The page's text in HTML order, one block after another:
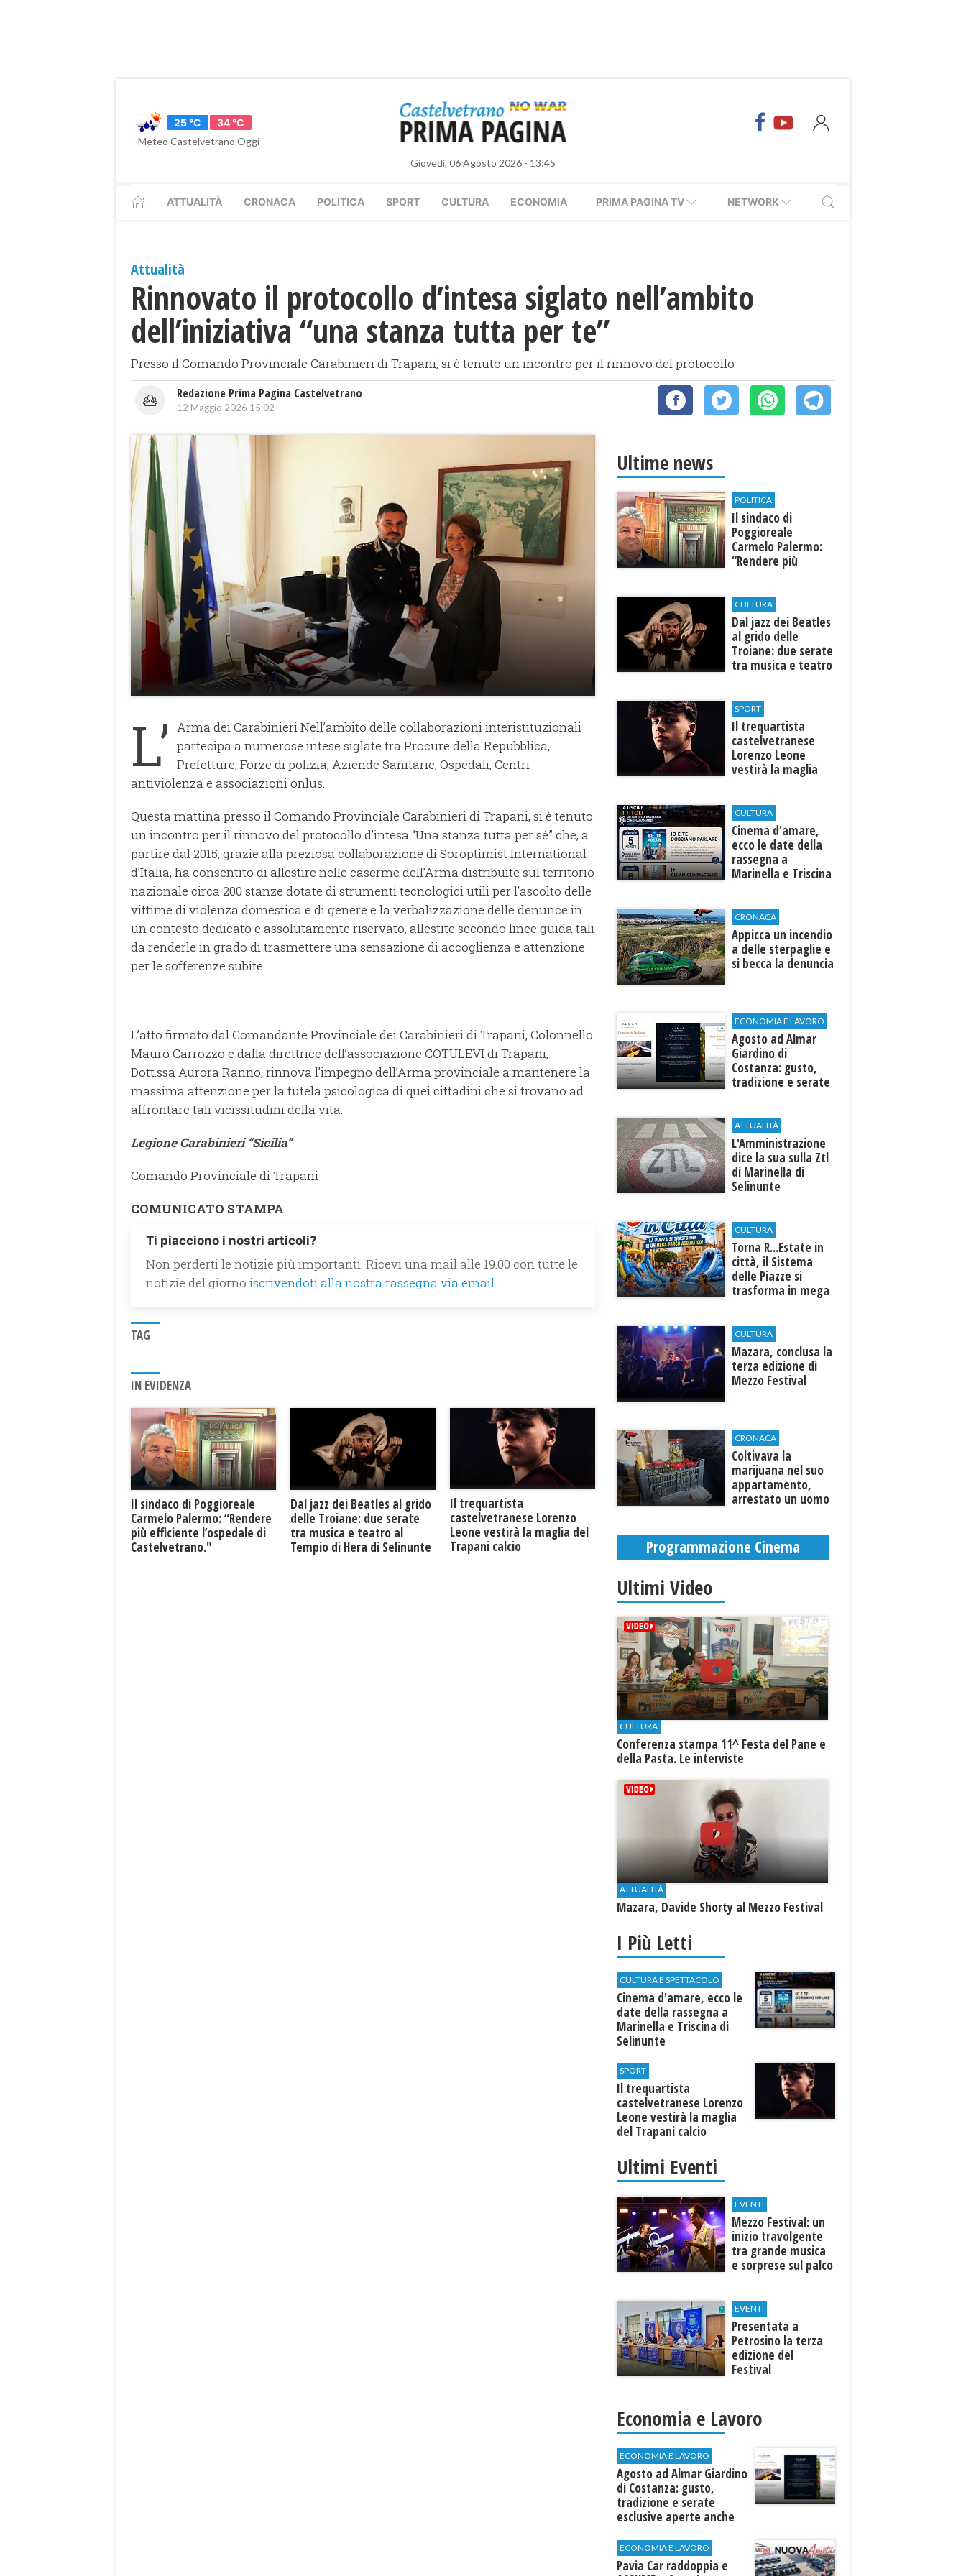
25 °C
34 °C
Meteo Castelvetrano Oggi
Giovedì, 06 Agosto 2026 - 13:45
ATTUALITÀ CRONACA POLITICA SPORT CULTURA ECONOMIA PRIMA PAGINA TV NETWORK
Attualità
Rinnovato il protocollo d’intesa siglato nell’ambito
dell’iniziativa “una stanza tutta per te”
Presso il Comando Provinciale Carabinieri di Trapani, si è tenuto un incontro per il rinnovo del protocollo
Redazione Prima Pagina Castelvetrano
12 Maggio 2026 15:02
L’ Arma dei Carabinieri Nell’ambito delle collaborazioni interistituzionali
partecipa a numerose intese siglate tra Procure della Repubblica,
Prefetture, Forze di polizia, Aziende Sanitarie, Ospedali, Centri
antiviolenza e associazioni onlus.
Questa mattina presso il Comando Provinciale Carabinieri di Trapani, si è tenuto
un incontro per il rinnovo del protocollo d’intesa “Una stanza tutta per sé” che, a
partire dal 2015, grazie alla preziosa collaborazione di Soroptimist International
d’Italia, ha consentito di allestire nelle caserme dell’Arma distribuite sul territorio
nazionale circa 200 stanze dotate di strumenti tecnologici utili per l’ascolto delle
vittime di violenza domestica e di genere e la verbalizzazione delle denunce in
un contesto dedicato e assolutamente riservato, allestite secondo linee guida tali
da renderle in grado di trasmettere una sensazione di accoglienza e attenzione
per le sofferenze subite.
L’atto firmato dal Comandante Provinciale dei Carabinieri di Trapani, Colonnello
Mauro Carrozzo e dalla direttrice dell’associazione COTULEVI di Trapani,
Dott.ssa Aurora Ranno, rinnova l’impegno dell’Arma provinciale a mantenere la
massima attenzione per la tutela psicologica di quei cittadini che si trovano ad
affrontare tali vicissitudini della vita.
Legione Carabinieri “Sicilia”
Comando Provinciale di Trapani
COMUNICATO STAMPA
Ti piacciono i nostri articoli?
Non perderti le notizie più importanti. Ricevi una mail alle 19.00 con tutte le
notizie del giorno iscrivendoti alla nostra rassegna via email.
TAG
IN EVIDENZA
Il sindaco di Poggioreale
Carmelo Palermo: “Rendere
più efficiente l’ospedale di
Castelvetrano."
Dal jazz dei Beatles al grido
delle Troiane: due serate
tra musica e teatro al
Tempio di Hera di Selinunte
Il trequartista
castelvetranese Lorenzo
Leone vestirà la maglia del
Trapani calcio
Ultime news
POLITICA
Il sindaco di
Poggioreale
Carmelo Palermo:
“Rendere più
Castelvetrano."
CULTURA
Dal jazz dei Beatles
al grido delle
Troiane: due serate
tra musica e teatro
SPORT
Il trequartista
castelvetranese
Lorenzo Leone
vestirà la maglia
CULTURA
Cinema d'amare,
ecco le date della
rassegna a
Marinella e Triscina
CRONACA
Appicca un incendio
a delle sterpaglie e
si becca la denuncia
ECONOMIA E LAVORO
Agosto ad Almar
Giardino di
Costanza: gusto,
tradizione e serate
esterni
ATTUALITÀ
L'Amministrazione
dice la sua sulla Ztl
di Marinella di
Selinunte
CULTURA
Torna R...Estate in
città, il Sistema
delle Piazze si
trasforma in mega
CULTURA
​Mazara, conclusa la
terza edizione di
Mezzo Festival
CRONACA
Coltivava la
marijuana nel suo
appartamento,
arrestato un uomo
Programmazione Cinema
Ultimi Video
CULTURA
Conferenza stampa 11^ Festa del Pane e
della Pasta. Le interviste
ATTUALITÀ
Mazara, Davide Shorty al Mezzo Festival
I Più Letti
CULTURA E SPETTACOLO
Cinema d'amare, ecco le
date della rassegna a
Marinella e Triscina di
Selinunte
SPORT
Il trequartista
castelvetranese Lorenzo
Leone vestirà la maglia
del Trapani calcio
Ultimi Eventi
EVENTI
Mezzo Festival: un
inizio travolgente
tra grande musica
e sorprese sul palco
EVENTI
Presentata a
Petrosino la terza
edizione del
Festival
"Voci dal
Mediterraneo"
Economia e Lavoro
ECONOMIA E LAVORO
Agosto ad Almar Giardino
di Costanza: gusto,
tradizione e serate
esclusive aperte anche
ECONOMIA E LAVORO
Pavia Car raddoppia e